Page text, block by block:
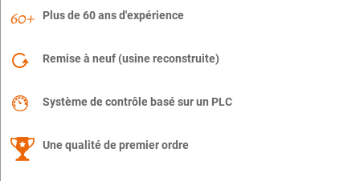
Plus de 60 ans d'expérience
Remise à neuf (usine reconstruite)
Système de contrôle basé sur un PLC
Une qualité de premier ordre